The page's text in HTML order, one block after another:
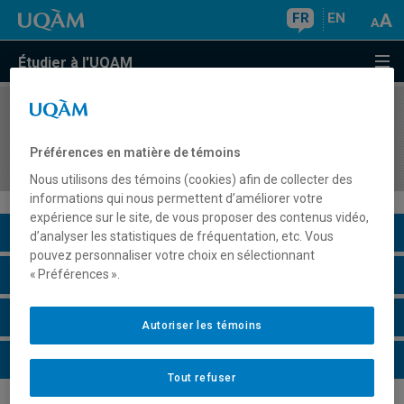
FR EN
Étudier à l'UQAM
COURS//
Description du cours
Horaire - Été 2026
Horaire - Automne 2026
Horaire - Hiver 2027
Préférences en matière de témoins
Nous utilisons des témoins (cookies) afin de collecter des
informations qui nous permettent d’améliorer votre
expérience sur le site, de vous proposer des contenus vidéo,
d’analyser les statistiques de fréquentation, etc. Vous
pouvez personnaliser votre choix en sélectionnant
« Préférences ».
Tout refuser
Autoriser les témoins